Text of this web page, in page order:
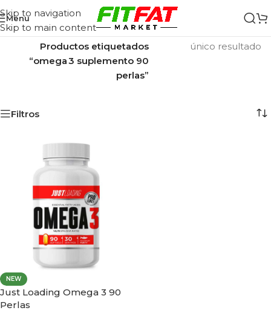
Skip to navigation
Skip to main content
Menu
Inicio/
Productos etiquetados
“omega 3 suplemento 90
perlas”
único resultado
Filtros
NEW
Just Loading Omega 3 90
Perlas